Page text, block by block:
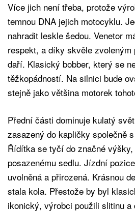
Více jich není třeba, protože
temnou DNA jejich motocyklu.
nahradit leskle šedou. Venetor
respekt, a díky skvěle
daří. Klasický bobber, který se
těžkopádností. Na silnici bude
stejně jako většina motorek
Přední části dominuje kulatý
zasazený do kapličky společně
Řídítka se tyčí do značné
posazenému sedlu. Jízdní
uvolněná a přirozená. Krásnou
stala kola. Přestože by byl
ikonický, výrobci použili slitinu a